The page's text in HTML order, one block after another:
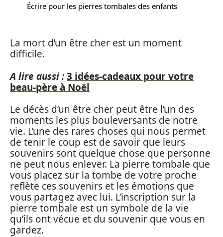
Écrire pour les pierres tombales des enfants
La mort d’un être cher est un moment
difficile.
A lire aussi :3 idées-cadeaux pour votre
beau-père à Noël
Le décès d’un être cher peut être l’un des
moments les plus bouleversants de notre
vie. L’une des rares choses qui nous permet
de tenir le coup est de savoir que leurs
souvenirs sont quelque chose que personne
ne peut nous enlever. La pierre tombale que
vous placez sur la tombe de votre proche
reflète ces souvenirs et les émotions que
vous partagez avec lui. L’inscription sur la
pierre tombale est un symbole de la vie
qu’ils ont vécue et du souvenir que vous en
gardez.